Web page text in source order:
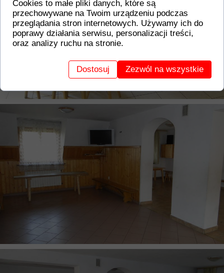
Cookies to małe pliki danych, które są
przechowywane na Twoim urządzeniu podczas
przeglądania stron internetowych. Używamy ich do
poprawy działania serwisu, personalizacji treści,
oraz analizy ruchu na stronie.
Dostosuj Zezwól na wszystkie